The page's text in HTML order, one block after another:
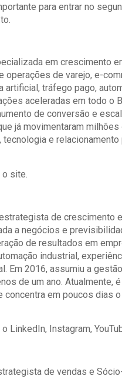
para entrar no
em crescimento
operações de varejo, e-
artificial, tráfego pago,
aceleradas em todo
de conversão e
já movimentaram
e
o site
de crescimento
a negócios e
de resultados em
industrial,
Em 2016, assumiu a
de um ano.
concentra em poucos dias
o LinkedIn, Instagram,
de vendas e